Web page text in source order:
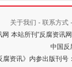
关于我们 - 联系方式-
本站所刊“反腐资讯
中国反
腐资讯》内参出版刊